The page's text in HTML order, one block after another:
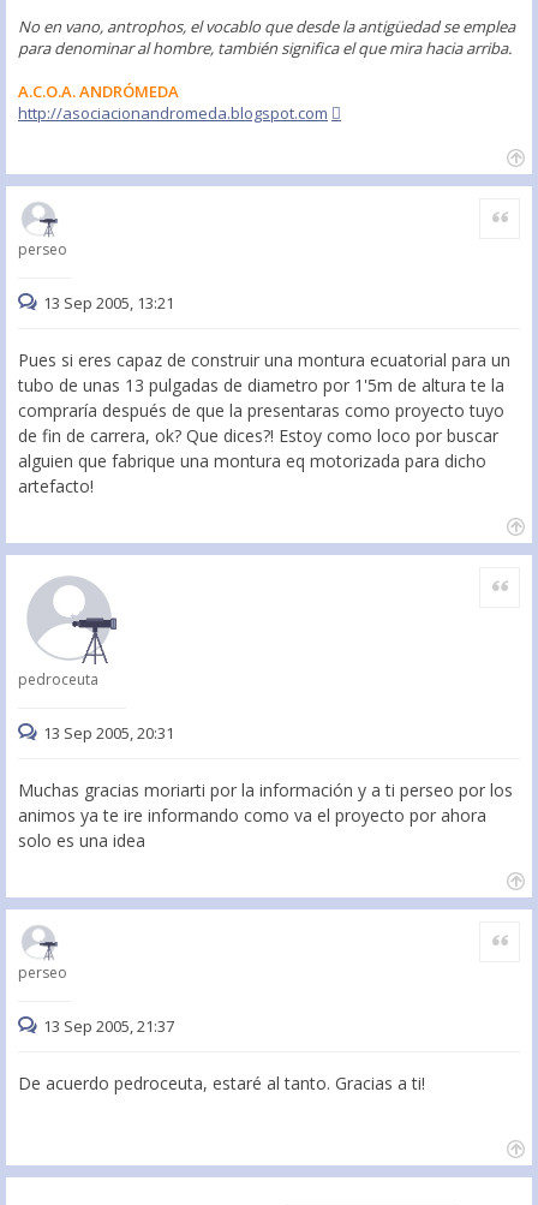
No en vano, antrophos, el vocablo que desde la antigüedad se emplea
para denominar al hombre, también significa el que mira hacia arriba.
A.C.O.A. ANDRÓMEDA
http://asociacionandromeda.blogspot.com
perseo
Citar
13 Sep 2005, 13:21
Pues si eres capaz de construir una montura ecuatorial para un
tubo de unas 13 pulgadas de diametro por 1'5m de altura te la
compraría después de que la presentaras como proyecto tuyo
de fin de carrera, ok? Que dices?! Estoy como loco por buscar
alguien que fabrique una montura eq motorizada para dicho
artefacto!
pedroceuta
Citar
13 Sep 2005, 20:31
Muchas gracias moriarti por la información y a ti perseo por los
animos ya te ire informando como va el proyecto por ahora
solo es una idea
perseo
Citar
13 Sep 2005, 21:37
De acuerdo pedroceuta, estaré al tanto. Gracias a ti!